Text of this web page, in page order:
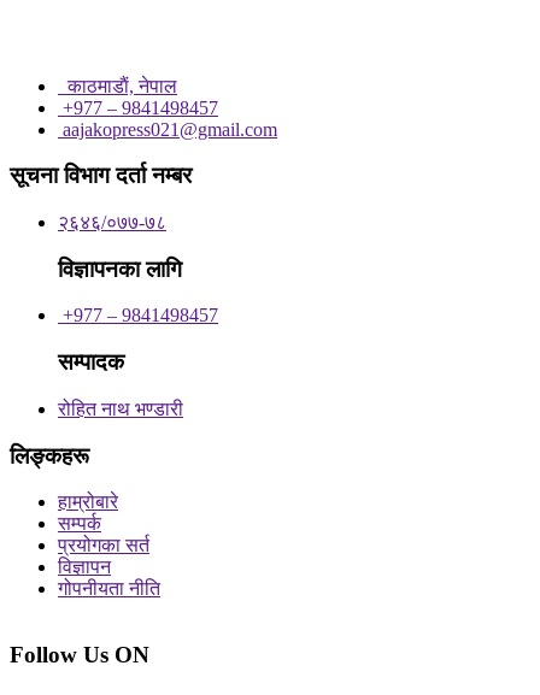
काठमाडाैं, नेपाल
+977 – 9841498457
aajakopress021@gmail.com
सूचना विभाग दर्ता नम्बर
२६४६/०७७-७८
विज्ञापनका लागि
+977 – 9841498457
सम्पादक
रोहित नाथ भण्डारी
लिङ्कहरू
हाम्रोबारे
सम्पर्क
प्रयोगका सर्त
विज्ञापन
गोपनीयता नीति
Follow Us ON